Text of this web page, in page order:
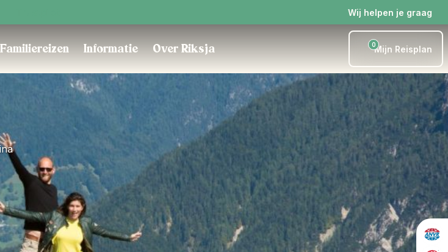
Wij helpen je graag
Familiereizen Informatie Over Riksja 0Mijn Reisplan